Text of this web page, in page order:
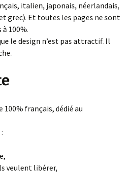
italien, japonais, néerlandais,
grec). Et toutes les pages ne sont
100%.
le design n’est pas attractif. Il
100% français, dédié au
veulent libérer,